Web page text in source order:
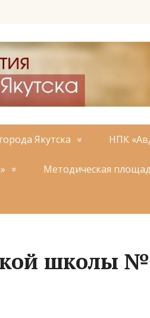
Якутска НПК
Методическая
школы